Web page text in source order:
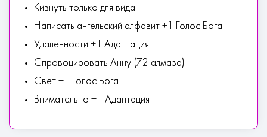
Кивнуть только для вида
Написать ангельский алфавит +1 Голос Бога
Удаленности +1 Адаптация
Спровоцировать Анну (72 алмаза)
Свет +1 Голос Бога
Внимательно +1 Адаптация